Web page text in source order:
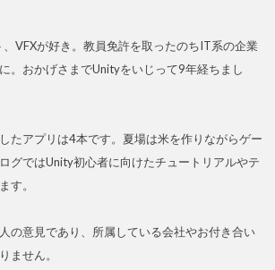
VFXが好き。教員免許を取ったのちIT系の企業
。おかげさまでUnityをいじって9年経ちまし
たアプリは4本です。夏場は米を作りながらゲー
グではUnity初心者に向けたチュートリアルやテ
す。
の意見であり、所属している会社やお付き合い
ません。